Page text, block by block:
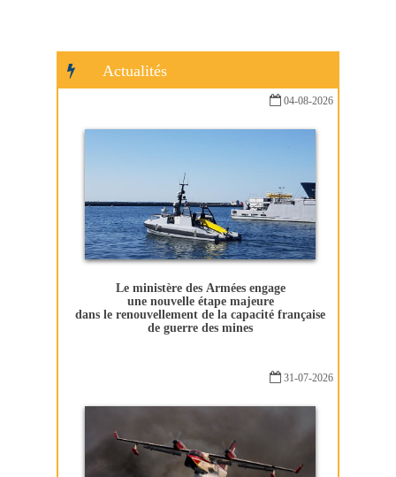
Actualités
04-08-2026
Le ministère des Armées engage
une nouvelle étape majeure
dans le renouvellement de la capacité française
de guerre des mines
31-07-2026